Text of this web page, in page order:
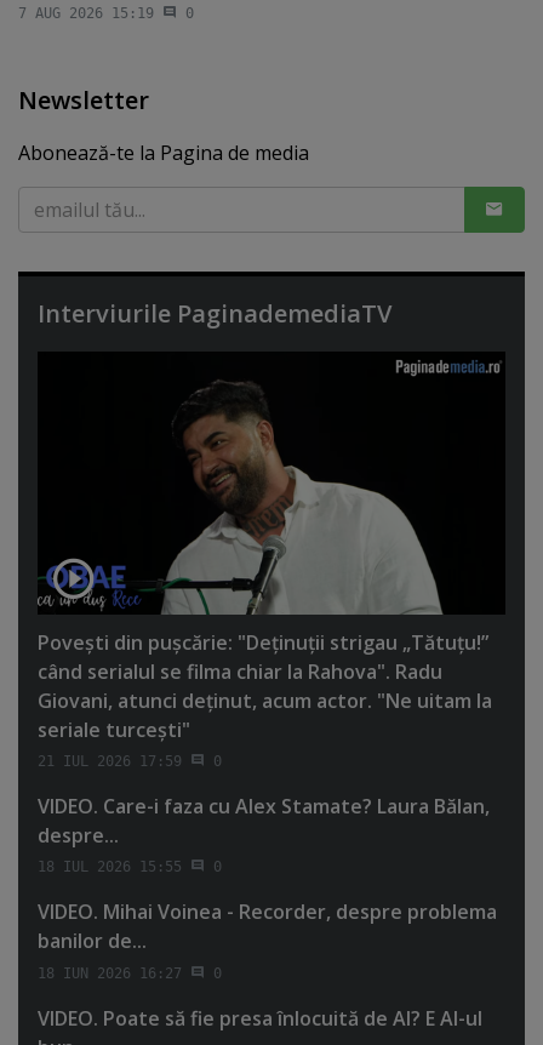
7 AUG 2026 15:19 0
Newsletter
Abonează-te la Pagina de media
Interviurile PaginademediaTV
Poveşti din puşcărie: "Deţinuţii strigau „Tătuţu!”
când serialul se filma chiar la Rahova". Radu
Giovani, atunci deţinut, acum actor. "Ne uitam la
seriale turceşti"
21 IUL 2026 17:59 0
VIDEO. Care-i faza cu Alex Stamate? Laura Bălan,
despre...
18 IUL 2026 15:55 0
VIDEO. Mihai Voinea - Recorder, despre problema
banilor de...
18 IUN 2026 16:27 0
VIDEO. Poate să fie presa înlocuită de AI? E AI-ul